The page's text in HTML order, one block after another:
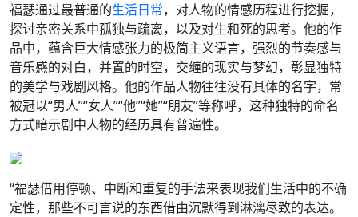
福瑟通过最普通的生活日常，对人物的情感历程进行挖掘，
探讨亲密关系中孤独与疏离，以及对生和死的思考。他的作
品中，蕴含巨大情感张力的极简主义语言，强烈的节奏感与
音乐感的对白，并置的时空，交缠的现实与梦幻，彰显独特
的美学与戏剧风格。他的作品人物往往没有具体的名字，常
被冠以“男人”“女人”“他”“她”“朋友”等称呼，这种独特的命名
方式暗示剧中人物的经历具有普遍性。
“福瑟借用停顿、中断和重复的手法来表现我们生活中的不确
定性，那些不可言说的东西借由沉默得到淋漓尽致的表达。